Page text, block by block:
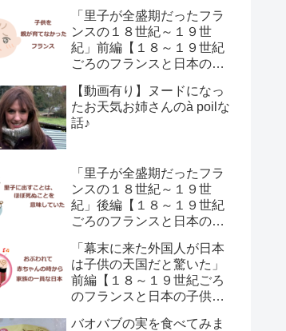
「里子が全盛期だったフラ
ンスの１８世紀～１９世
紀」前編【１８～１９世紀
ごろのフランスと日本の子
【動画有り】ヌードになっ
たお天気お姉さんのà poilな
話♪
「里子が全盛期だったフラ
ンスの１８世紀～１９世
紀」後編【１８～１９世紀
ごろのフランスと日本の子
「幕末に来た外国人が日本
は子供の天国だと驚いた」
前編【１８～１９世紀ごろ
のフランスと日本の子供の
バオバブの実を食べてみま